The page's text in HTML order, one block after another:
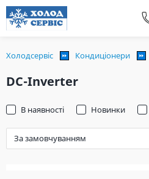
Холодсервіс Кондиціонери
DC-Inverter
В наявності Новинки